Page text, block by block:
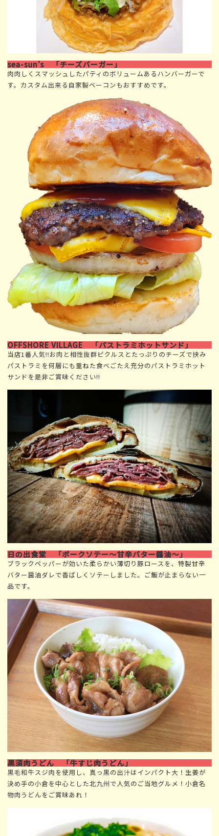
sea-sun’s 「チーズバーガー」
肉肉しくスマッシュしたパティのボリュームあるハンバーガーで
す。カスタム出来る自家製ベーコンもおすすめです。
OFFSHORE VILLAGE 「パストラミホットサンド」
当店1番人気!!お肉と相性抜群ピクルスとたっぷりのチーズで挟み
パストラミを何層にも重ねた食べごたえ充分のパストラミホット
サンドを是非ご賞味ください!!
日の出食堂 「ポークソテー〜甘辛バター醤油〜」
ブラックペッパーが効いた柔らかい薄切り豚ロースを、特製甘辛
バター醤油ダレで香ばしくソテーしました。ご飯が止まらない一
品です。
黒須肉うどん 「牛すじ肉うどん」
黒毛和牛スジ肉を使用し、真っ黒の出汁はインパクト大！生姜が
決め手の小倉を中心とした北九州で人気のご当地グルメ！小倉名
物肉うどんをご賞味あれ！